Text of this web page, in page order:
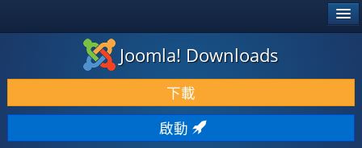
下載 & 擴充
發現 & 學習
社群 & 支援
Joomla! Downloads
下載
啟動